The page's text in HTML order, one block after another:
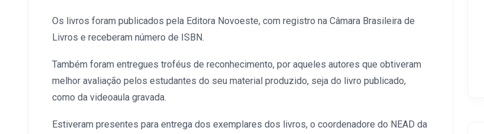
Os livros foram publicados pela Editora Novoeste, com registro na Câmara Brasileira de
Livros e receberam número de ISBN.
Também foram entregues troféus de reconhecimento, por aqueles autores que obtiveram
melhor avaliação pelos estudantes do seu material produzido, seja do livro publicado,
como da videoaula gravada.
Estiveram presentes para entrega dos exemplares dos livros, o coordenadore do NEAD da